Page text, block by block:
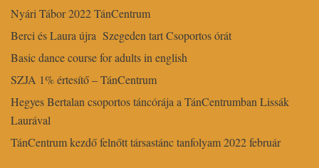
Nyári Tábor 2022 TánCentrum
Berci és Laura újra Szegeden tart Csoportos órát
Basic dance course for adults in english
SZJA 1% értesítő – TánCentrum
Hegyes Bertalan csoportos táncórája a TánCentrumban Lissák
Laurával
TánCentrum kezdő felnőtt társastánc tanfolyam 2022 február